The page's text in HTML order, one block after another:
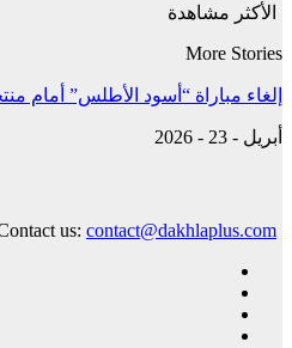
الأكثر مشاهدة
More Stories
إلغاء مباراة “أسود الأطلس” أمام
أبريل - 23 - 2026
us: contact@dakhlaplus.com